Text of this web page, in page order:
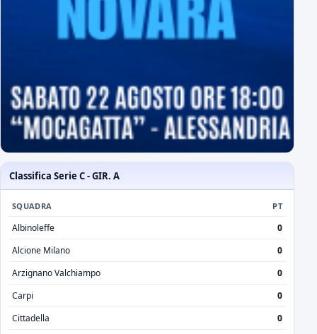
Classifica Serie C - GIR. A
SQUADRA PT
Albinoleffe
0
Alcione Milano
0
Arzignano Valchiampo
0
Carpi
0
Cittadella
0